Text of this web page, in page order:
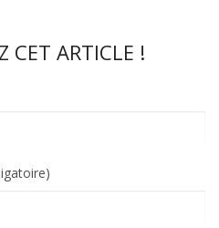
CET ARTICLE !